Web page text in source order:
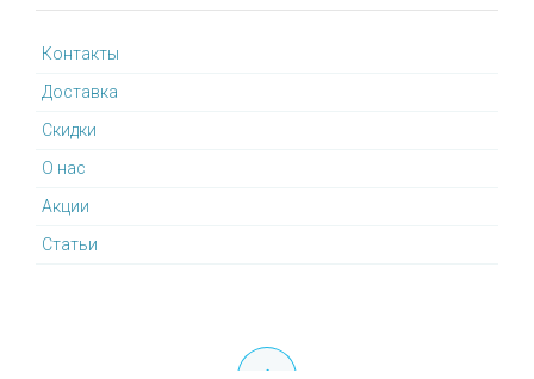
Контакты
Доставка
Cкидки
О нас
Акции
Статьи